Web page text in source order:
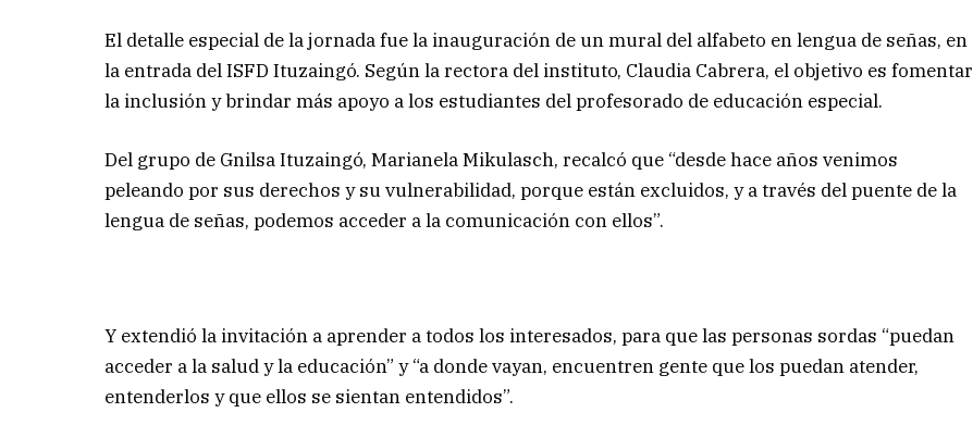
El detalle especial de la jornada fue la inauguración de un mural del alfabeto en lengua de señas, en
la entrada del ISFD Ituzaingó. Según la rectora del instituto, Claudia Cabrera, el objetivo es fomentar
la inclusión y brindar más apoyo a los estudiantes del profesorado de educación especial.
Del grupo de Gnilsa Ituzaingó, Marianela Mikulasch, recalcó que “desde hace años venimos
peleando por sus derechos y su vulnerabilidad, porque están excluidos, y a través del puente de la
lengua de señas, podemos acceder a la comunicación con ellos”.
Y extendió la invitación a aprender a todos los interesados, para que las personas sordas “puedan
acceder a la salud y la educación” y “a donde vayan, encuentren gente que los puedan atender,
entenderlos y que ellos se sientan entendidos”.